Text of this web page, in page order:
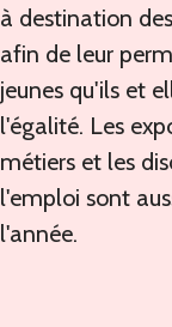
à destination
afin de leur
jeunes qu'ils et
l'égalité. Les
métiers et les
l'emploi sont
l'année.